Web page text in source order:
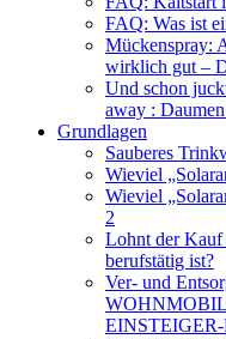
FAQ: Was ist
Mückenspray:
wirklich gut –
Und schon
away :
Grundlagen
Sauberes
Wieviel
Wieviel
2
Lohnt der Kauf
berufstätig ist?
Ver- und